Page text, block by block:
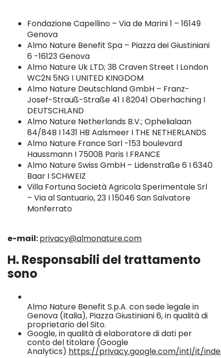
Fondazione Capellino – Via de Marini 1 – 16149
Genova
Almo Nature Benefit Spa – Piazza dei Giustiniani
6 -16123 Genova
Almo Nature Uk LTD; 38 Craven Street I London
WC2N 5NG I UNITED KINGDOM
Almo Nature Deutschland GmbH – Franz-
Josef-Strauß-Straße 41 I 82041 Oberhaching I
DEUTSCHLAND
Almo Nature Netherlands B.V.; Ophelialaan
84/84B I 1431 HB Aalsmeer I THE NETHERLANDS
Almo Nature France Sarl -153 boulevard
Haussmann I 75008 Paris I FRANCE
Almo Nature Swiss GmbH – Lidenstraße 6 I 6340
Baar I SCHWEIZ
Villa Fortuna Società Agricola Sperimentale Srl
– Via al Santuario, 23 I 15046 San Salvatore
Monferrato
e-mail:privacy@almonature.com
H. Responsabili del trattamento
sono
Almo Nature Benefit S.p.A. con sede legale in
Genova (Italia), Piazza Giustiniani 6, in qualità di
proprietario del Sito.
Google, in qualità di elaboratore di dati per
conto del titolare (Google
Analytics) https://privacy.google.com/intl/it/